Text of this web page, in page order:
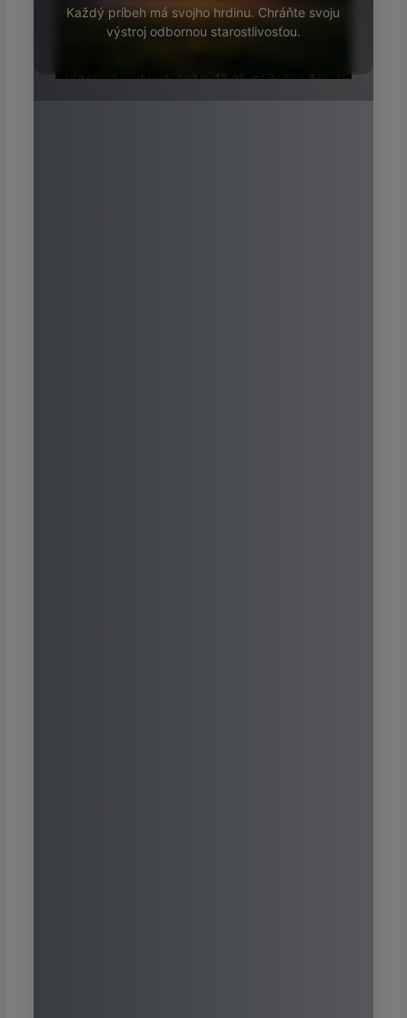
Každý príbeh má svojho hrdinu. Chráňte svoju
výstroj odbornou starostlivosťou.